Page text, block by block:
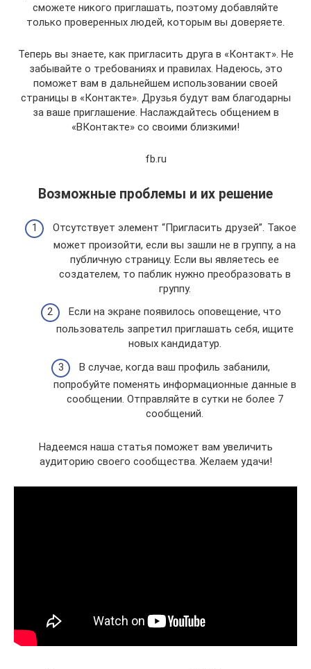
сможете никого приглашать, поэтому добавляйте
только проверенных людей, которым вы доверяете.
Теперь вы знаете, как пригласить друга в «Контакт». Не
забывайте о требованиях и правилах. Надеюсь, это
поможет вам в дальнейшем использовании своей
страницы в «Контакте». Друзья будут вам благодарны
за ваше приглашение. Наслаждайтесь общением в
«ВКонтакте» со своими близкими!
fb.ru
Возможные проблемы и их решение
Отсутствует элемент “Пригласить друзей”. Такое
может произойти, если вы зашли не в группу, а на
публичную страницу. Если вы являетесь ее
создателем, то паблик нужно преобразовать в
группу.
Если на экране появилось оповещение, что
пользователь запретил приглашать себя, ищите
новых кандидатур.
В случае, когда ваш профиль забанили,
попробуйте поменять информационные данные в
сообщении. Отправляйте в сутки не более 7
сообщений.
Надеемся наша статья поможет вам увеличить
аудиторию своего сообщества. Желаем удачи!